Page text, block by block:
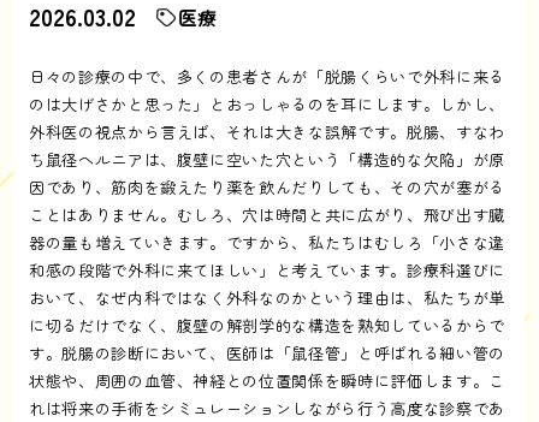
2026.03.02 医療
日々の診療の中で、多くの患者さんが「脱腸くらいで外科に来る
のは大げさかと思った」とおっしゃるのを耳にします。しかし、
外科医の視点から言えば、それは大きな誤解です。脱腸、すなわ
ち鼠径ヘルニアは、腹壁に空いた穴という「構造的な欠陥」が原
因であり、筋肉を鍛えたり薬を飲んだりしても、その穴が塞がる
ことはありません。むしろ、穴は時間と共に広がり、飛び出す臓
器の量も増えていきます。ですから、私たちはむしろ「小さな違
和感の段階で外科に来てほしい」と考えています。診療科選びに
おいて、なぜ内科ではなく外科なのかという理由は、私たちが単
に切るだけでなく、腹壁の解剖学的な構造を熟知しているからで
す。脱腸の診断において、医師は「鼠径管」と呼ばれる細い管の
状態や、周囲の血管、神経との位置関係を瞬時に評価します。こ
れは将来の手術をシミュレーションしながら行う高度な診察であ